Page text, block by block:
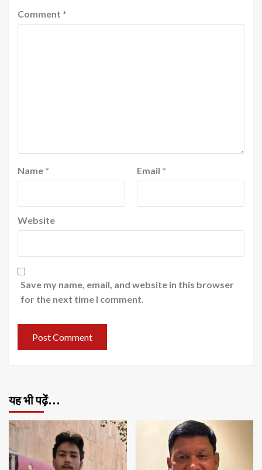
Comment *
Name * Email *
Website
Save my name, email, and website in this browser
for the next time I comment.
यह भी पढ़ें…